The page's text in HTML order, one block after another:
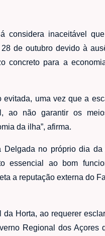
considera inaceitável
de outubro devido à
concreto para a
uma vez que a
ao não garantir os
da ilha”, afirma.
Delgada no próprio dia
essencial ao bom
a reputação externa do
Horta, ao requerer
Regional dos Açores